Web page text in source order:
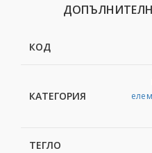
КОД
КАТЕГОРИЯ
ТЕГЛО